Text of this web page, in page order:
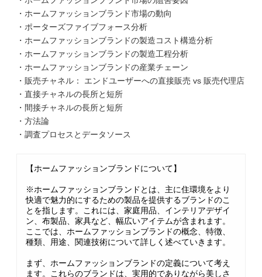
・ホームファッションブランド市場の動向
・ポーターズファイブフォース分析
・ホームファッションブランドの製造コスト構造分析
・ホームファッションブランドの製造工程分析
・ホームファッションブランドの産業チェーン
・販売チャネル： エンドユーザーへの直接販売 vs 販売代理店
・直接チャネルの長所と短所
・間接チャネルの長所と短所
・方法論
・調査プロセスとデータソース
【ホームファッションブランドについて】
※ホームファッションブランドとは、主に住環境をより
快適で魅力的にするための製品を提供するブランドのこ
とを指します。これには、家庭用品、インテリアデザイ
ン、布製品、家具など、幅広いアイテムが含まれます。
ここでは、ホームファッションブランドの概念、特徴、
種類、用途、関連技術について詳しく述べていきます。
まず、ホームファッションブランドの定義について考え
ます。これらのブランドは、実用的でありながら美しさ